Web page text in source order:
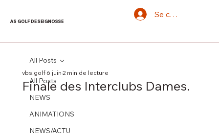
AS GOLF DE SEIGNOSSE
Se connecter
All Posts
NEWS
ANIMATIONS
NEWS/ACTU
All Posts
Finale des Interclubs Dames.
vbs.golf6 juin2 min de lecture